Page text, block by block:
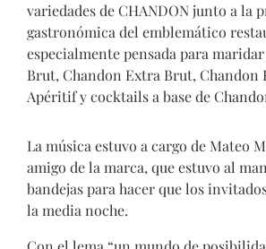
variedades de CHANDON junto a la
gastronómica del emblemático
especialmente pensada para
Brut, Chandon Extra Brut, Chandon
Apéritif y cocktails a base de
La música estuvo a cargo de Mateo
amigo de la marca, que estuvo al
bandejas para hacer que los
la media noche.